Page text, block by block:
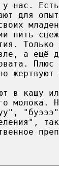
у нас.
для
пить
Только
а ещё
Плюс
жертвуют
в кашу
молока.